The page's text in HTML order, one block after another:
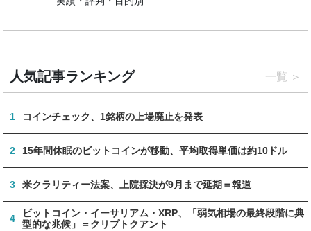
人気記事ランキング 一覧
1 コインチェック、1銘柄の上場廃止を発表
2 15年間休眠のビットコインが移動、平均取得単価は約10ドル
3 米クラリティー法案、上院採決が9月まで延期＝報道
4
ビットコイン・イーサリアム・XRP、「弱気相場の最終段階に典
型的な兆候」＝クリプトクアント